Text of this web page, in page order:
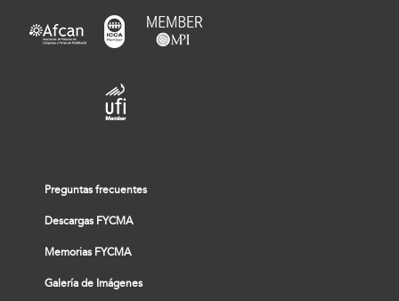
Preguntas frecuentes
Descargas FYCMA
Memorias FYCMA
Galería de Imágenes